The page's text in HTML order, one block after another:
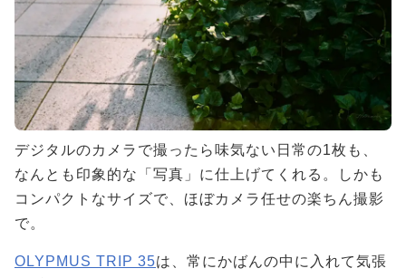
デジタルのカメラで撮ったら味気ない日常の1枚も、
なんとも印象的な「写真」に仕上げてくれる。しかも
コンパクトなサイズで、ほぼカメラ任せの楽ちん撮影
で。
OLYPMUS TRIP 35は、常にかばんの中に入れて気張